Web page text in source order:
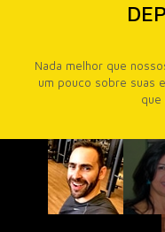
Nada melhor que
um pouco sobre suas
que